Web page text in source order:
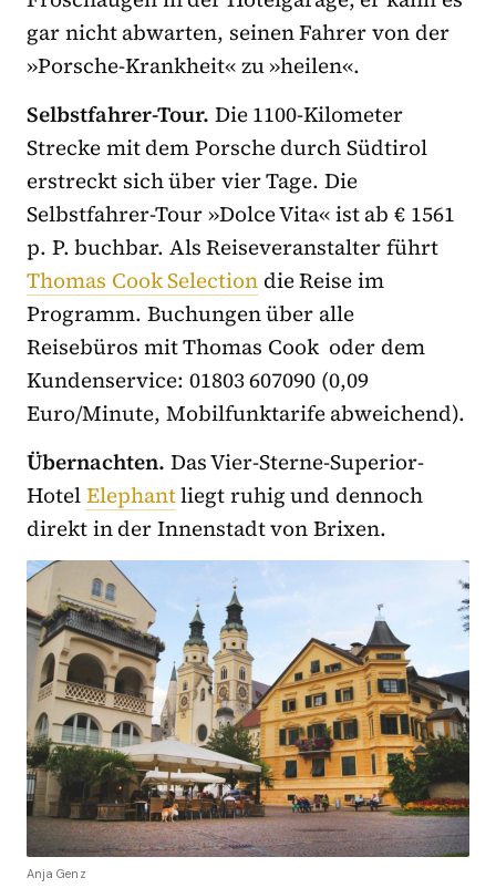
gar nicht abwarten, seinen Fahrer von der
»Porsche-Krankheit« zu »heilen«.
Selbstfahrer-Tour. Die 1100-Kilometer
Strecke mit dem Porsche durch Südtirol
erstreckt sich über vier Tage. Die
Selbstfahrer-Tour »Dolce Vita« ist ab € 1561
p. P. buchbar. Als Reiseveranstalter führt
Thomas Cook Selection die Reise im
Programm. Buchungen über alle
Reisebüros mit Thomas Cook oder dem
Kundenservice: 01803 607090 (0,09
Euro/Minute, Mobilfunktarife abweichend).
Übernachten. Das Vier-Sterne-Superior-
HotelElephantliegt ruhig und dennoch
direkt in der Innenstadt von Brixen.
Anja Genz